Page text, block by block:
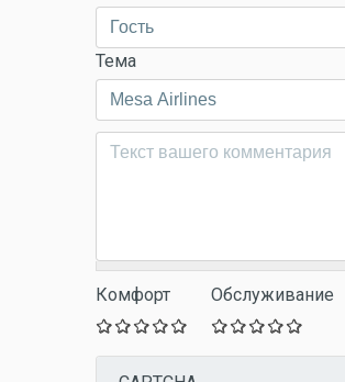
Тема
Комментарий*
Комфорт Обслуживание